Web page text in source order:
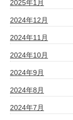
2025年1月
2024年12月
2024年11月
2024年10月
2024年9月
2024年8月
2024年7月